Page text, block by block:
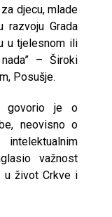
djecu, mlade
Grada
u tjelesnom ili
– Široki
Posušje.
govorio je o
neovisno o
važnost
u život Crkve i